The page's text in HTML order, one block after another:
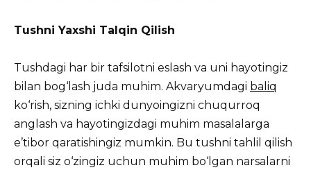
Tushni Yaxshi Talqin Qilish
Tushdagi har bir tafsilotni eslash va uni hayotingiz
bilan bog‘lash juda muhim. Akvaryumdagi baliq
ko‘rish, sizning ichki dunyoingizni chuqurroq
anglash va hayotingizdagi muhim masalalarga
e’tibor qaratishingiz mumkin. Bu tushni tahlil qilish
orqali siz o‘zingiz uchun muhim bo‘lgan narsalarni